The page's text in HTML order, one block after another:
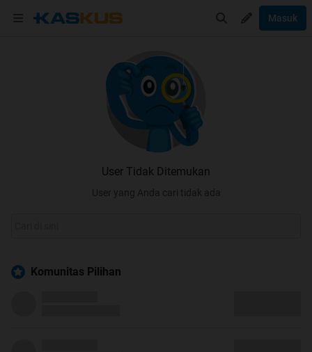
Masuk
User Tidak Ditemukan
User yang Anda cari tidak ada
Komunitas Pilihan